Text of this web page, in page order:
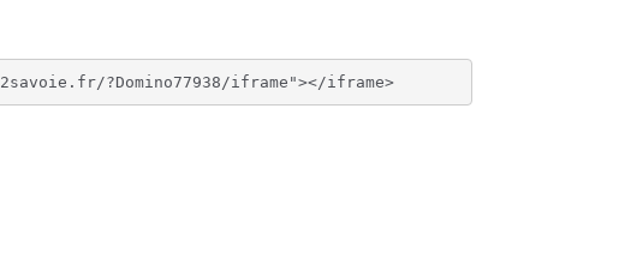
<iframe class="auto-resize" width="100%" scroll="no" frameborder="0" src="https://anima2savoie.fr/?Domino77938/iframe"></iframe>